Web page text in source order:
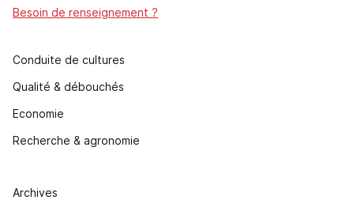
Besoin de renseignement ?
Conduite de cultures
Qualité & débouchés
Economie
Recherche & agronomie
Archives